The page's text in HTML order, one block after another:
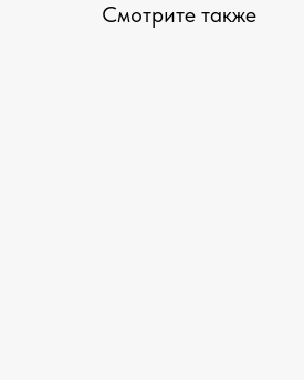
Смотрите также